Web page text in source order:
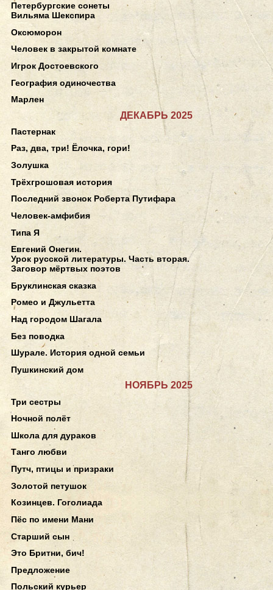
Петербургские сонеты
Вильяма Шекспира
Оксюморон
Человек в закрытой комнате
Игрок Достоевского
География одиночества
Марлен
ДЕКАБРЬ 2025
Пастернак
Раз, два, три! Ёлочка, гори!
Золушка
Трёхгрошовая история
Последний звонок Роберта Путифара
Человек-амфибия
Типа Я
Евгений Онегин.
Урок русской литературы. Часть вторая.
Заговор мёртвых поэтов
Бруклинская сказка
Ромео и Джульетта
Над городом Шагала
Без поводка
Шурале. История одной семьи
Пушкинский дом
НОЯБРЬ 2025
Три сестры
Ночной полёт
Школа для дураков
Танго любви
Путч, птицы и призраки
Золотой петушок
Козинцев. Гоголиада
Пёс по имени Мани
Старший сын
Это Бритни, бич!
Предложение
Польский курьер